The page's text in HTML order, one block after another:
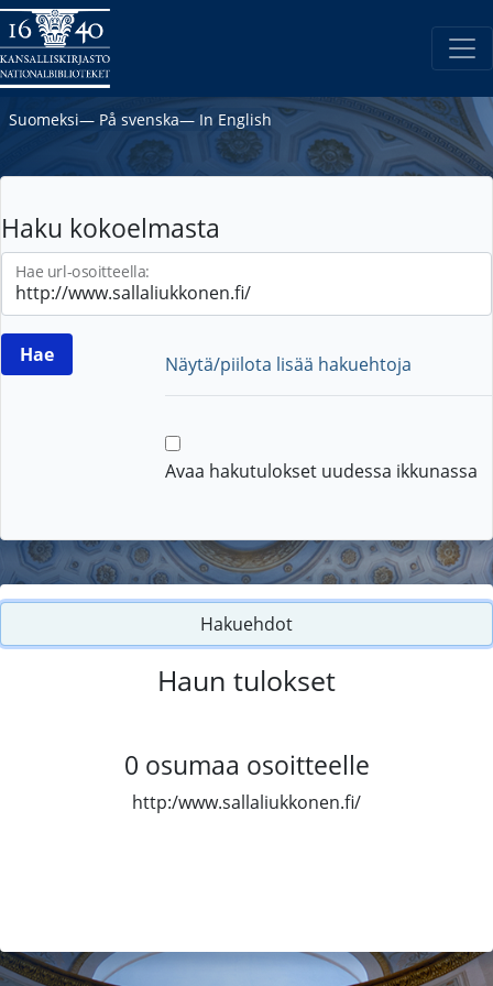
Suomeksi― På svenska― In English
Haku kokoelmasta
Hae url-osoitteella:
Näytä/piilota lisää hakuehtoja
Avaa hakutulokset uudessa ikkunassa
Hakuehdot
Haun tulokset
0 osumaa osoitteelle
http:/www.sallaliukkonen.fi/